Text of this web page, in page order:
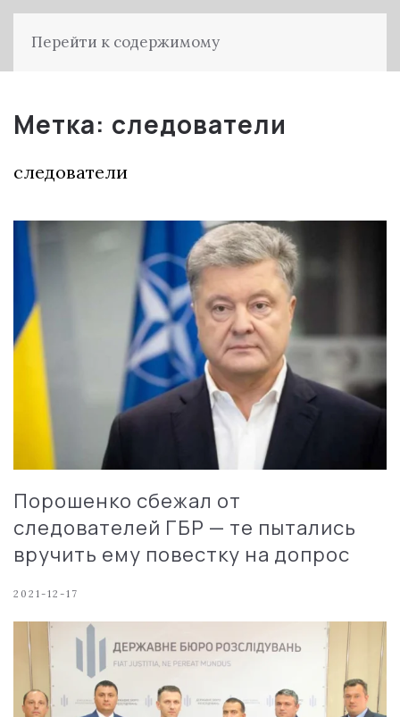
Перейти к содержимому
Метка: следователи
следователи
Порошенко сбежал от
следователей ГБР — те пытались
вручить ему повестку на допрос
2021-12-17